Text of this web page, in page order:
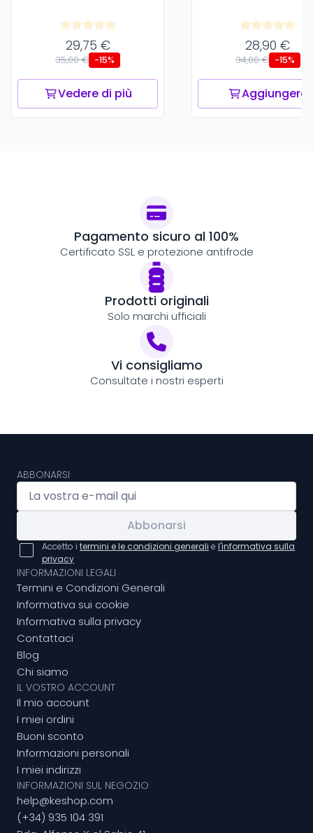
29,75 €
35,00 € -15%
Vedere di più
28,90 €
34,00 € -15%
Aggiungere
Pagamento sicuro al 100%
Certificato SSL e protezione antifrode
Prodotti originali
Solo marchi ufficiali
Vi consigliamo
Consultate i nostri esperti
ABBONARSI
Abbonarsi
Accetto i termini e le condizioni generali e l'informativa sulla
privacy
INFORMAZIONI LEGALI
Termini e Condizioni Generali
Informativa sui cookie
Informativa sulla privacy
Contattaci
Blog
Chi siamo
IL VOSTRO ACCOUNT
Il mio account
I miei ordini
Buoni sconto
Informazioni personali
I miei indirizzi
INFORMAZIONI SUL NEGOZIO
help@keshop.com
(+34) 935 104 391